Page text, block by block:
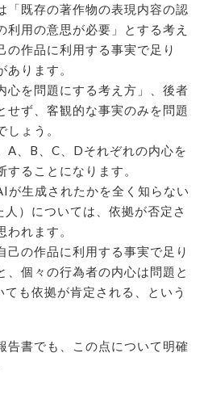
「既存の著作物の表現内容の認
利用の意思が必要」とする考え
の作品に利用する事実で足り
あります。
心を問題にする考え方」、後者
せず、客観的な事実のみを問題
ょう。
A、B、C、Dそれぞれの内心を
ることになります。
が生成されたかを全く知らない
）については、依拠が否定さ
れます。
己の作品に利用する事実で足り
、個々の行為者の内心は問題と
も依拠が肯定される、という
告書でも、この点について明確